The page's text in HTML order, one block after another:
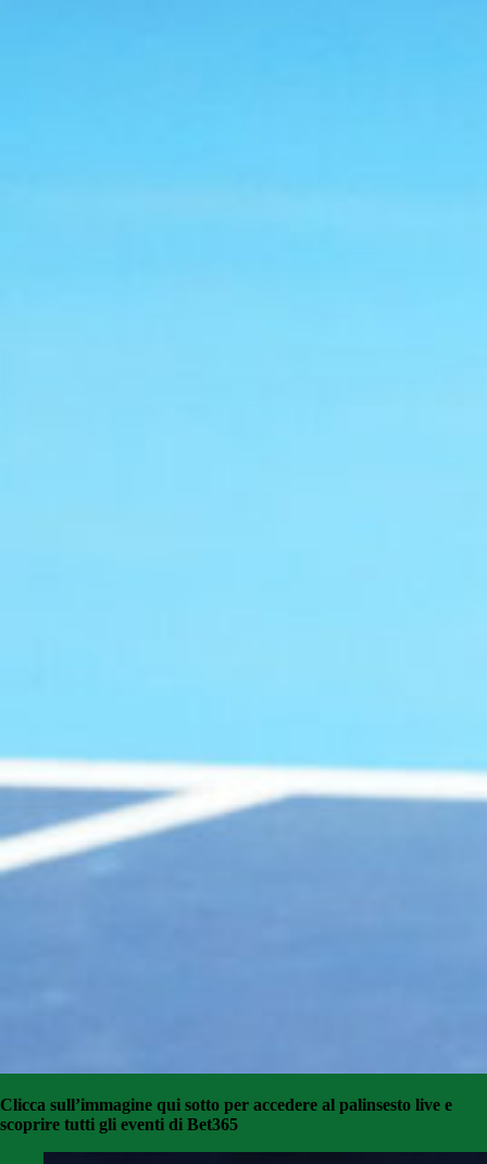
Clicca sull’immagine qui sotto per accedere al palinsesto live e
scoprire tutti gli eventi di Bet365